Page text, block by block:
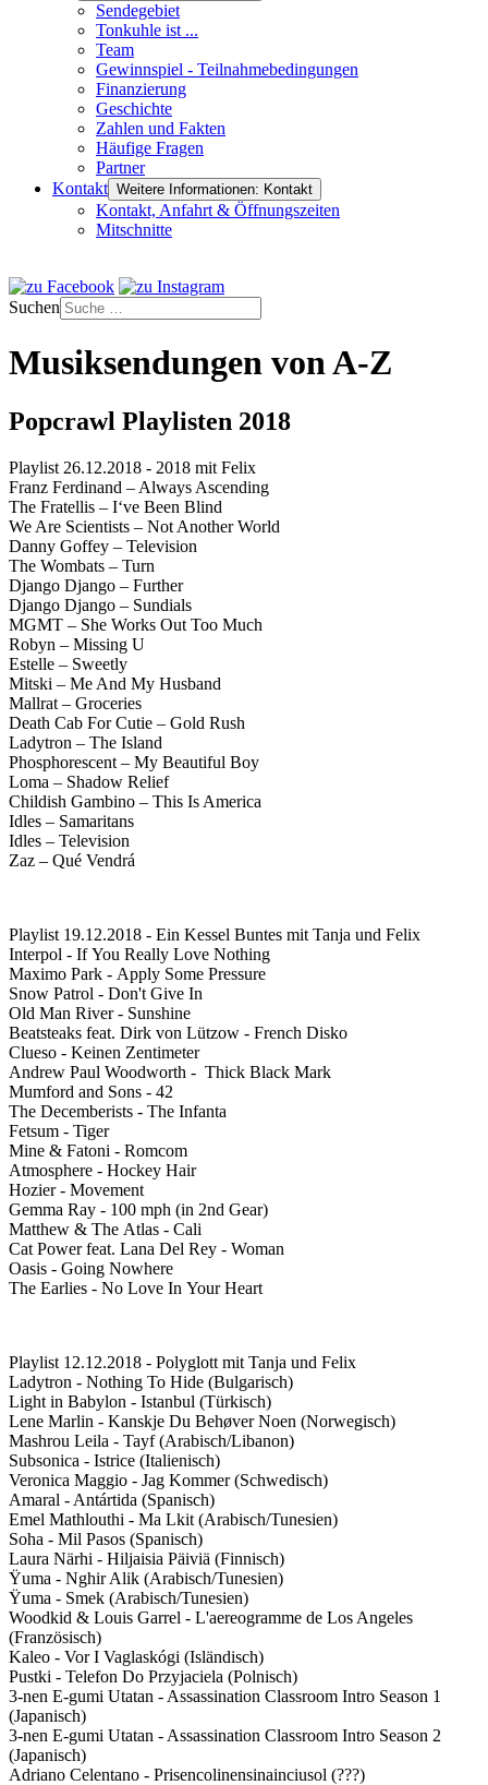
Sendegebiet
Tonkuhle ist ...
Team
Gewinnspiel - Teilnahmebedingungen
Finanzierung
Geschichte
Zahlen und Fakten
Häufige Fragen
Partner
Kontakt Weitere Informationen: Kontakt
Kontakt, Anfahrt & Öffnungszeiten
Mitschnitte
Suchen
Musiksendungen von A-Z
Popcrawl Playlisten 2018
Playlist 26.12.2018 - 2018 mit Felix
Franz Ferdinand – Always Ascending
The Fratellis – I‘ve Been Blind
We Are Scientists – Not Another World
Danny Goffey – Television
The Wombats – Turn
Django Django – Further
Django Django – Sundials
MGMT – She Works Out Too Much
Robyn – Missing U
Estelle – Sweetly
Mitski – Me And My Husband
Mallrat – Groceries
Death Cab For Cutie – Gold Rush
Ladytron – The Island
Phosphorescent – My Beautiful Boy
Loma – Shadow Relief
Childish Gambino – This Is America
Idles – Samaritans
Idles – Television
Zaz – Qué Vendrá
Playlist 19.12.2018 - Ein Kessel Buntes mit Tanja und Felix
Interpol - If You Really Love Nothing
Maximo Park - Apply Some Pressure
Snow Patrol - Don't Give In
Old Man River - Sunshine
Beatsteaks feat. Dirk von Lützow - French Disko
Clueso - Keinen Zentimeter
Andrew Paul Woodworth - Thick Black Mark
Mumford and Sons - 42
The Decemberists - The Infanta
Fetsum - Tiger
Mine & Fatoni - Romcom
Atmosphere - Hockey Hair
Hozier - Movement
Gemma Ray - 100 mph (in 2nd Gear)
Matthew & The Atlas - Cali
Cat Power feat. Lana Del Rey - Woman
Oasis - Going Nowhere
The Earlies - No Love In Your Heart
Playlist 12.12.2018 - Polyglott mit Tanja und Felix
Ladytron - Nothing To Hide (Bulgarisch)
Light in Babylon - Istanbul (Türkisch)
Lene Marlin - Kanskje Du Behøver Noen (Norwegisch)
Mashrou Leila - Tayf (Arabisch/Libanon)
Subsonica - Istrice (Italienisch)
Veronica Maggio - Jag Kommer (Schwedisch)
Amaral - Antártida (Spanisch)
Emel Mathlouthi - Ma Lkit (Arabisch/Tunesien)
Soha - Mil Pasos (Spanisch)
Laura Närhi - Hiljaisia Päiviä (Finnisch)
Ÿuma - Nghir Alik (Arabisch/Tunesien)
Ÿuma - Smek (Arabisch/Tunesien)
Woodkid & Louis Garrel - L'aereogramme de Los Angeles
(Französisch)
Kaleo - Vor I Vaglaskógi (Isländisch)
Pustki - Telefon Do Przyjaciela (Polnisch)
3-nen E-gumi Utatan - Assassination Classroom Intro Season 1
(Japanisch)
3-nen E-gumi Utatan - Assassination Classroom Intro Season 2
(Japanisch)
Adriano Celentano - Prisencolinensinainciusol (???)